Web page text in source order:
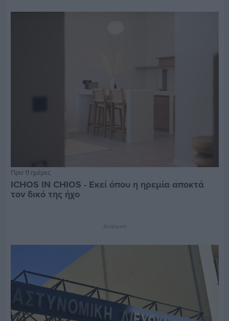
Πριν 11 ημέρες
ICHOS IN CHIOS - Εκεί όπου η ηρεμία αποκτά
τον δικό της ήχο
Διαφήμιση